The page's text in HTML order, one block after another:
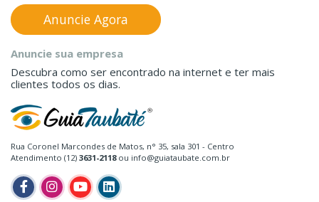
Rua Coronel Marcondes de Matos, n° 35, sala 301 - Centro
Atendimento (12) 3631-2118ou info@guiataubate.com.br
Anuncie sua empresa
Descubra como ser encontrado na internet e ter mais
clientes todos os dias.
Anuncie Agora